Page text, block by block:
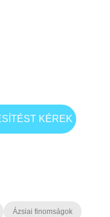
KÉREK
Ázsiai finomságok